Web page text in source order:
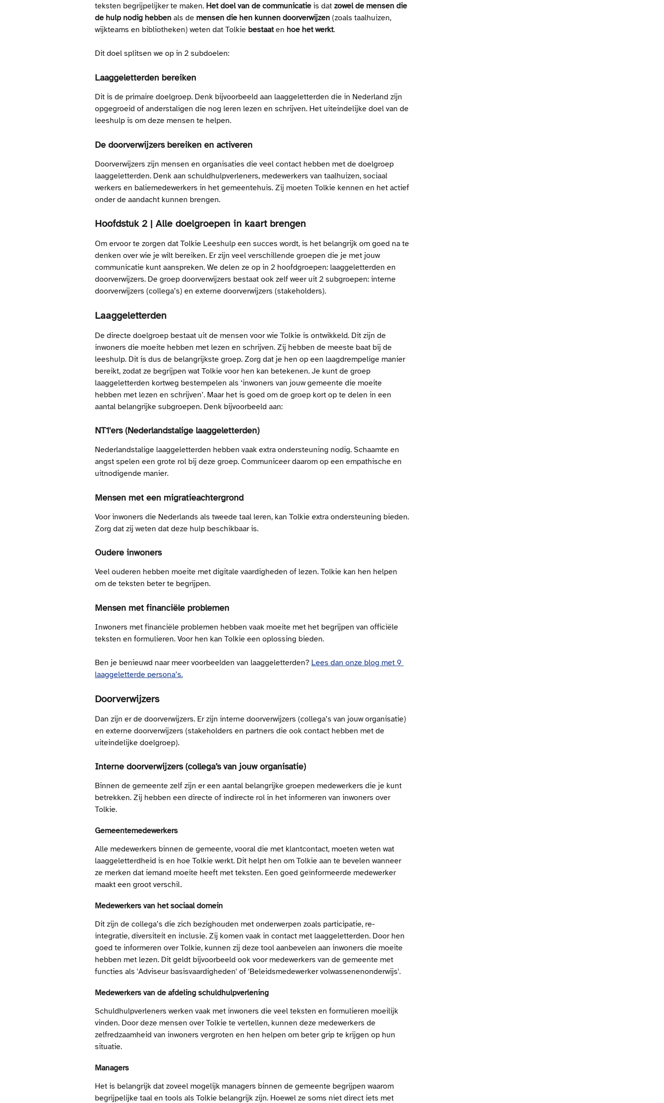
teksten begrijpelijker te maken. Het doel van de communicatie is dat zowel de mensen die
de hulp nodig hebben als de mensen die hen kunnen doorverwijzen (zoals taalhuizen,
wijkteams en bibliotheken) weten dat Tolkie bestaat en hoe het werkt.
Dit doel splitsen we op in 2 subdoelen:
Laaggeletterden bereiken
Dit is de primaire doelgroep. Denk bijvoorbeeld aan laaggeletterden die in Nederland zijn
opgegroeid of anderstaligen die nog leren lezen en schrijven. Het uiteindelijke doel van de
leeshulp is om deze mensen te helpen.
De doorverwijzers bereiken en activeren
Doorverwijzers zijn mensen en organisaties die veel contact hebben met de doelgroep
laaggeletterden. Denk aan schuldhulpverleners, medewerkers van taalhuizen, sociaal
werkers en baliemedewerkers in het gemeentehuis. Zij moeten Tolkie kennen en het actief
onder de aandacht kunnen brengen.
Hoofdstuk 2 | Alle doelgroepen in kaart brengen
Om ervoor te zorgen dat Tolkie Leeshulp een succes wordt, is het belangrijk om goed na te
denken over wie je wilt bereiken. Er zijn veel verschillende groepen die je met jouw
communicatie kunt aanspreken. We delen ze op in 2 hoofdgroepen: laaggeletterden en
doorverwijzers. De groep doorverwijzers bestaat ook zelf weer uit 2 subgroepen: interne
doorverwijzers (collega’s) en externe doorverwijzers (stakeholders).
Laaggeletterden
De directe doelgroep bestaat uit de mensen voor wie Tolkie is ontwikkeld. Dit zijn de
inwoners die moeite hebben met lezen en schrijven. Zij hebben de meeste baat bij de
leeshulp. Dit is dus de belangrijkste groep. Zorg dat je hen op een laagdrempelige manier
bereikt, zodat ze begrijpen wat Tolkie voor hen kan betekenen. Je kunt de groep
laaggeletterden kortweg bestempelen als ‘inwoners van jouw gemeente die moeite
hebben met lezen en schrijven’. Maar het is goed om de groep kort op te delen in een
aantal belangrijke subgroepen. Denk bijvoorbeeld aan:
NT1'ers (Nederlandstalige laaggeletterden)
Nederlandstalige laaggeletterden hebben vaak extra ondersteuning nodig. Schaamte en
angst spelen een grote rol bij deze groep. Communiceer daarom op een empathische en
uitnodigende manier.
Mensen met een migratieachtergrond
Voor inwoners die Nederlands als tweede taal leren, kan Tolkie extra ondersteuning bieden.
Zorg dat zij weten dat deze hulp beschikbaar is.
Oudere inwoners
Veel ouderen hebben moeite met digitale vaardigheden of lezen. Tolkie kan hen helpen
om de teksten beter te begrijpen.
Mensen met financiële problemen
Inwoners met financiële problemen hebben vaak moeite met het begrijpen van officiële
teksten en formulieren. Voor hen kan Tolkie een oplossing bieden.
Ben je benieuwd naar meer voorbeelden van laaggeletterden? Lees dan onze blog met 9
laaggeletterde persona’s.
Doorverwijzers
Dan zijn er de doorverwijzers. Er zijn interne doorverwijzers (collega’s van jouw organisatie)
en externe doorverwijzers (stakeholders en partners die ook contact hebben met de
uiteindelijke doelgroep).
Interne doorverwijzers (collega’s van jouw organisatie)
Binnen de gemeente zelf zijn er een aantal belangrijke groepen medewerkers die je kunt
betrekken. Zij hebben een directe of indirecte rol in het informeren van inwoners over
Tolkie.
Gemeentemedewerkers
Alle medewerkers binnen de gemeente, vooral die met klantcontact, moeten weten wat
laaggeletterdheid is en hoe Tolkie werkt. Dit helpt hen om Tolkie aan te bevelen wanneer
ze merken dat iemand moeite heeft met teksten. Een goed geïnformeerde medewerker
maakt een groot verschil.
Medewerkers van het sociaal domein
Dit zijn de collega’s die zich bezighouden met onderwerpen zoals participatie, re-
integratie, diversiteit en inclusie. Zij komen vaak in contact met laaggeletterden. Door hen
goed te informeren over Tolkie, kunnen zij deze tool aanbevelen aan inwoners die moeite
hebben met lezen. Dit geldt bijvoorbeeld ook voor medewerkers van de gemeente met
functies als 'Adviseur basisvaardigheden' of 'Beleidsmedewerker volwassenenonderwijs'.
Medewerkers van de afdeling schuldhulpverlening
Schuldhulpverleners werken vaak met inwoners die veel teksten en formulieren moeilijk
vinden. Door deze mensen over Tolkie te vertellen, kunnen deze medewerkers de
zelfredzaamheid van inwoners vergroten en hen helpen om beter grip te krijgen op hun
situatie.
Managers
Het is belangrijk dat zoveel mogelijk managers binnen de gemeente begrijpen waarom
begrijpelijke taal en tools als Tolkie belangrijk zijn. Hoewel ze soms niet direct iets met